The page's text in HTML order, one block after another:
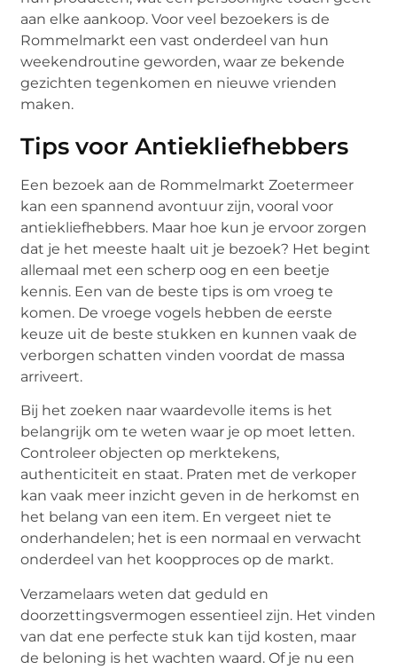
aan elke aankoop. Voor veel bezoekers is de
Rommelmarkt een vast onderdeel van hun
weekendroutine geworden, waar ze bekende
gezichten tegenkomen en nieuwe vrienden
maken.
Tips voor Antiekliefhebbers
Een bezoek aan de Rommelmarkt Zoetermeer
kan een spannend avontuur zijn, vooral voor
antiekliefhebbers. Maar hoe kun je ervoor zorgen
dat je het meeste haalt uit je bezoek? Het begint
allemaal met een scherp oog en een beetje
kennis. Een van de beste tips is om vroeg te
komen. De vroege vogels hebben de eerste
keuze uit de beste stukken en kunnen vaak de
verborgen schatten vinden voordat de massa
arriveert.
Bij het zoeken naar waardevolle items is het
belangrijk om te weten waar je op moet letten.
Controleer objecten op merktekens,
authenticiteit en staat. Praten met de verkoper
kan vaak meer inzicht geven in de herkomst en
het belang van een item. En vergeet niet te
onderhandelen; het is een normaal en verwacht
onderdeel van het koopproces op de markt.
Verzamelaars weten dat geduld en
doorzettingsvermogen essentieel zijn. Het vinden
van dat ene perfecte stuk kan tijd kosten, maar
de beloning is het wachten waard. Of je nu een